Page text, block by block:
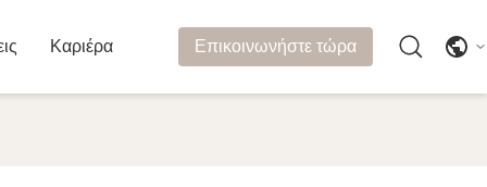
Καριέρα Επικοινωνήστε τώρα